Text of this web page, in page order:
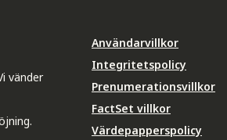
vänder
Användarvillkor
Integritetspolicy
Prenumerationsvillkor
FactSet villkor
Värdepapperspolicy